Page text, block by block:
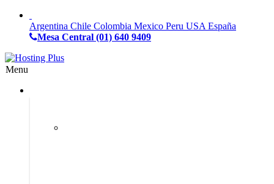
Argentina Chile Colombia Mexico Peru USA España
Mesa Central (01) 640 9409
Menu